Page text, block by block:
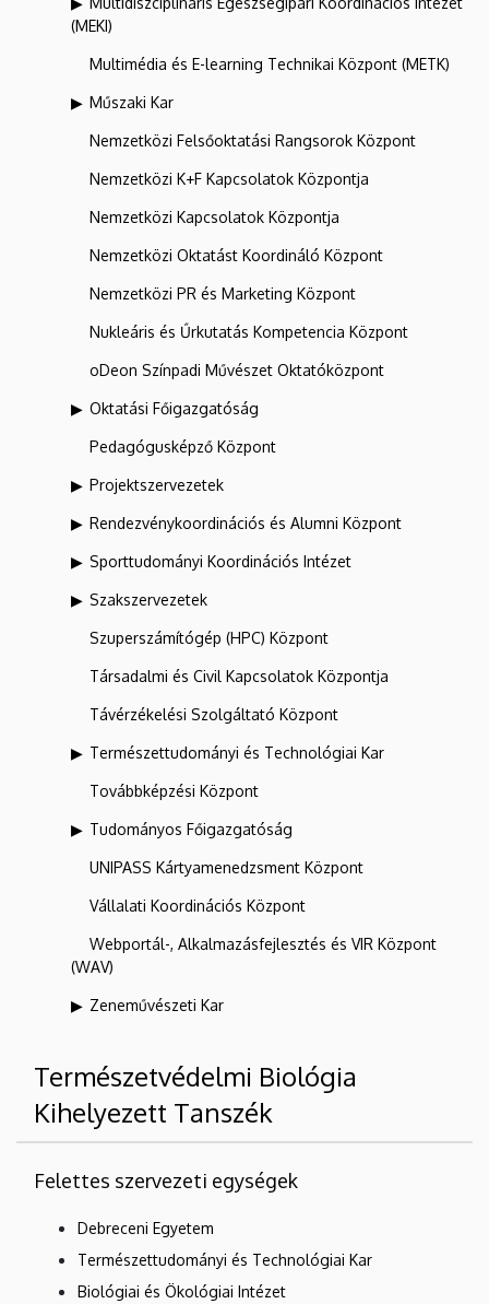
(MEKI)
Multimédia és E-learning Technikai Központ (METK)
Műszaki Kar
Nemzetközi Felsőoktatási Rangsorok Központ
Nemzetközi K+F Kapcsolatok Központja
Nemzetközi Kapcsolatok Központja
Nemzetközi Oktatást Koordináló Központ
Nemzetközi PR és Marketing Központ
Nukleáris és Űrkutatás Kompetencia Központ
oDeon Színpadi Művészet Oktatóközpont
Oktatási Főigazgatóság
Pedagógusképző Központ
Projektszervezetek
Rendezvénykoordinációs és Alumni Központ
Sporttudományi Koordinációs Intézet
Szakszervezetek
Szuperszámítógép (HPC) Központ
Társadalmi és Civil Kapcsolatok Központja
Távérzékelési Szolgáltató Központ
Természettudományi és Technológiai Kar
Továbbképzési Központ
Tudományos Főigazgatóság
UNIPASS Kártyamenedzsment Központ
Vállalati Koordinációs Központ
Webportál-, Alkalmazásfejlesztés és VIR Központ
(WAV)
Zeneművészeti Kar
Természetvédelmi Biológia
Kihelyezett Tanszék
Felettes szervezeti egységek
Debreceni Egyetem
Természettudományi és Technológiai Kar
Biológiai és Ökológiai Intézet